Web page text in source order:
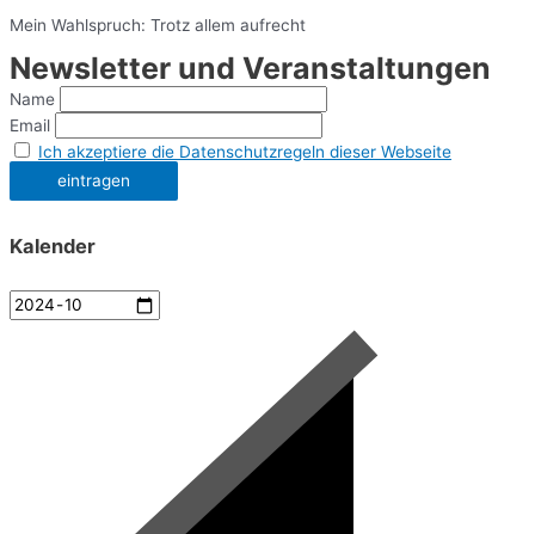
Mein Wahlspruch: Trotz allem aufrecht
Newsletter und Veranstaltungen
Name
Email
Ich akzeptiere die Datenschutzregeln dieser Webseite
Kalender